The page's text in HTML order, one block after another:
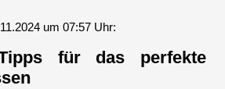
um 07:57 Uhr:
für das perfekte